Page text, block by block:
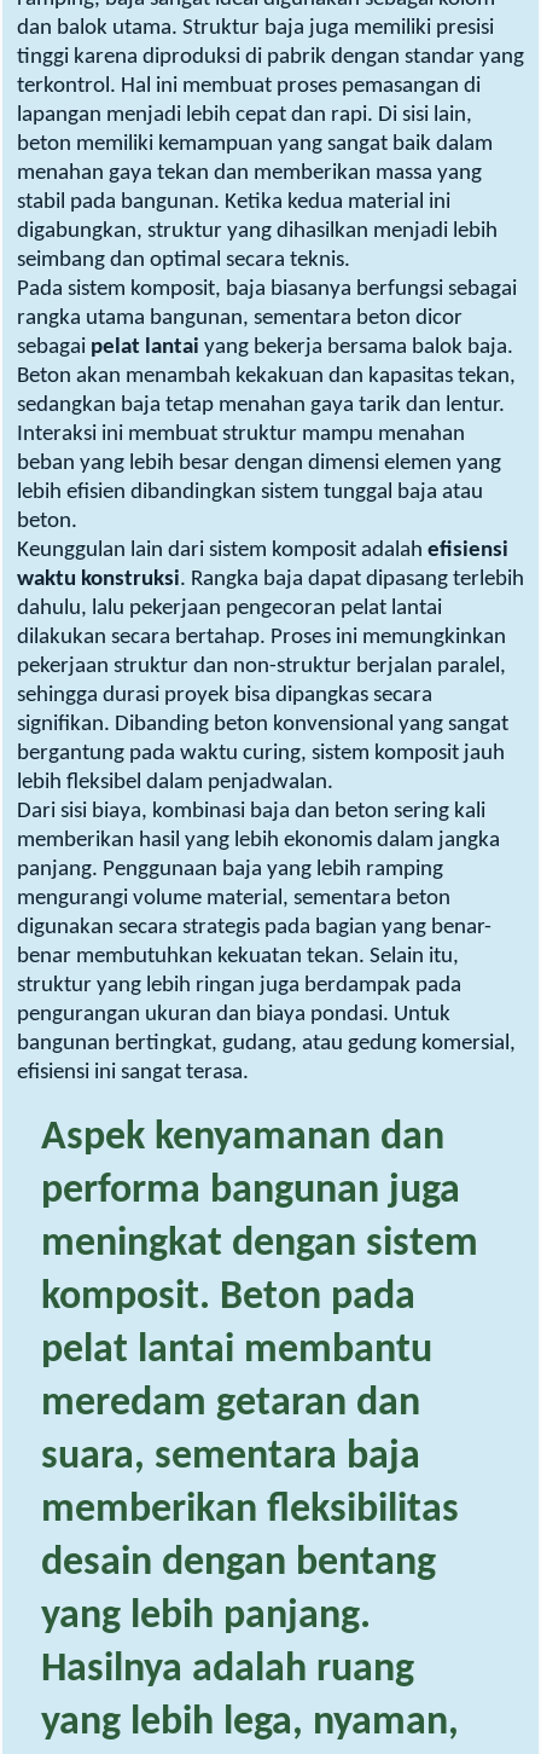
dan balok utama. Struktur baja juga memiliki presisi
tinggi karena diproduksi di pabrik dengan standar yang
terkontrol. Hal ini membuat proses pemasangan di
lapangan menjadi lebih cepat dan rapi. Di sisi lain,
beton memiliki kemampuan yang sangat baik dalam
menahan gaya tekan dan memberikan massa yang
stabil pada bangunan. Ketika kedua material ini
digabungkan, struktur yang dihasilkan menjadi lebih
seimbang dan optimal secara teknis.
Pada sistem komposit, baja biasanya berfungsi sebagai
rangka utama bangunan, sementara beton dicor
sebagai pelat lantai yang bekerja bersama balok baja.
Beton akan menambah kekakuan dan kapasitas tekan,
sedangkan baja tetap menahan gaya tarik dan lentur.
Interaksi ini membuat struktur mampu menahan
beban yang lebih besar dengan dimensi elemen yang
lebih efisien dibandingkan sistem tunggal baja atau
beton.
Keunggulan lain dari sistem komposit adalah efisiensi
waktu konstruksi. Rangka baja dapat dipasang terlebih
dahulu, lalu pekerjaan pengecoran pelat lantai
dilakukan secara bertahap. Proses ini memungkinkan
pekerjaan struktur dan non-struktur berjalan paralel,
sehingga durasi proyek bisa dipangkas secara
signifikan. Dibanding beton konvensional yang sangat
bergantung pada waktu curing, sistem komposit jauh
lebih fleksibel dalam penjadwalan.
Dari sisi biaya, kombinasi baja dan beton sering kali
memberikan hasil yang lebih ekonomis dalam jangka
panjang. Penggunaan baja yang lebih ramping
mengurangi volume material, sementara beton
digunakan secara strategis pada bagian yang benar-
benar membutuhkan kekuatan tekan. Selain itu,
struktur yang lebih ringan juga berdampak pada
pengurangan ukuran dan biaya pondasi. Untuk
bangunan bertingkat, gudang, atau gedung komersial,
efisiensi ini sangat terasa.
Aspek kenyamanan dan
performa bangunan juga
meningkat dengan sistem
komposit. Beton pada
pelat lantai membantu
meredam getaran dan
suara, sementara baja
memberikan fleksibilitas
desain dengan bentang
yang lebih panjang.
Hasilnya adalah ruang
yang lebih lega, nyaman,